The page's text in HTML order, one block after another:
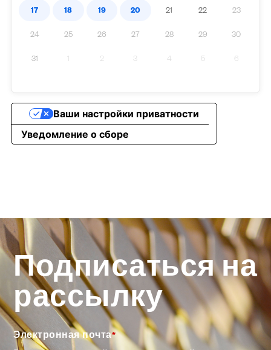
Подписаться на
рассылку
Электронная почта*